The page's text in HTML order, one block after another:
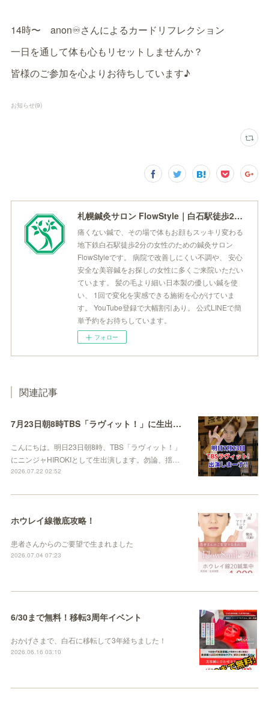
14時〜 anon♾️さんによるカードリフレクション
一日を通して体も心もリセットしませんか？
皆様のご参加を心よりお待ちしています♪
お知らせ(9)
札幌鍼灸サロン FlowStyle｜白石駅徒歩2分 痛くない鍼・美容鍼
痛くない鍼で、その場で体もお顔もスッキリ変わる
地下鉄白石駅徒歩2分の女性のための鍼灸サロン
FlowStyleです。 病院で改善しにくい不調や、 安心
安全な美容鍼をお探しの女性に多くご来院いただい
ています。 髪の毛より細い日本製の優しい鍼を使
い、 1回で変化を実感できる施術を心がけていま
す。 YouTube登録で大幅割引あり。 公式LINEで簡
単予約をお待ちしています。
フォロー
関連記事
7月23日朝8時TBS「ラヴィット！」に生出演します
こんにちは。明日23日朝8時、TBS「ラヴィット！」
にニンジャHIROKIとして生出演します。勿論、揺…
2026.07.22 02:52
ホウレイ線徹底攻略！
患者さんからのご要望で生まれました
2026.07.04 07:23
6/30まで無料！移転3周年イベント
おかげさまで、白石に移転して3年経ちました！
2026.06.16 03:10